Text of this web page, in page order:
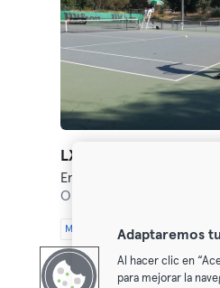
Entrenamiento personal
Olivais,
Max Adaptaremos
Al hacer clic en
para mejorar la